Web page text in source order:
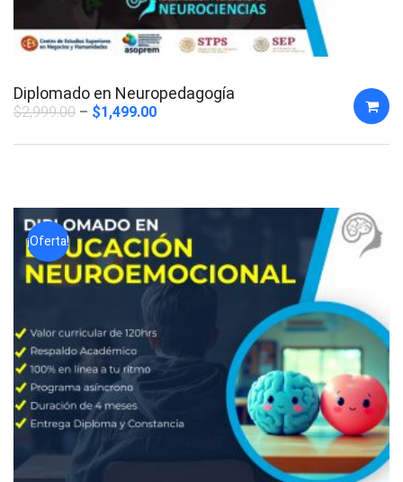
Diplomado en Neuropedagogía
$2,999.00 $1,499.00
¡Oferta!